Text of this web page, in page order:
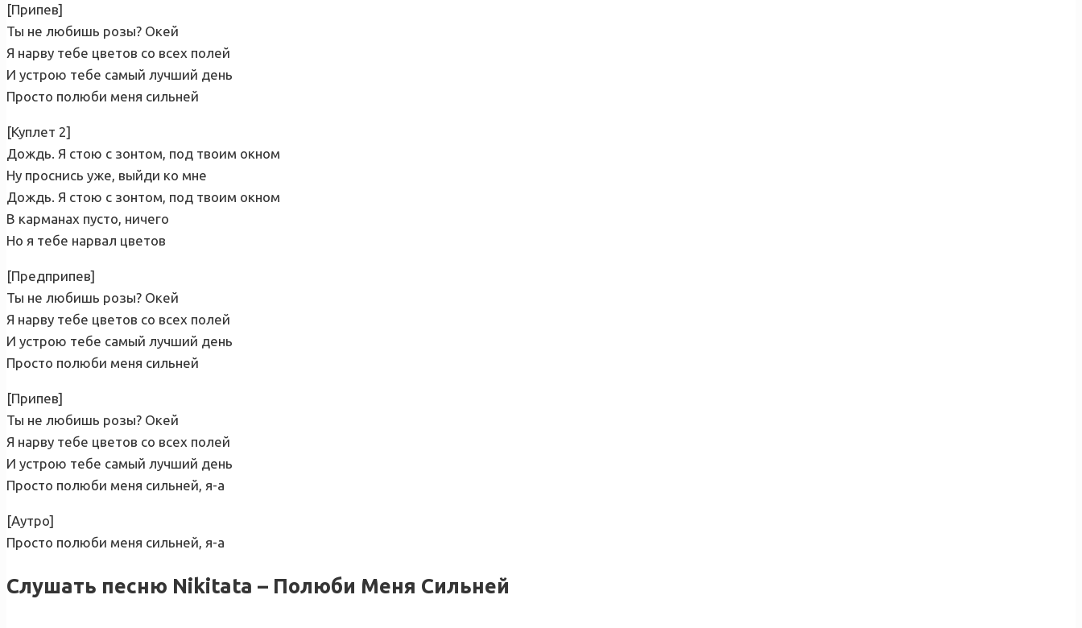
[Припев]
Ты не любишь розы? Окей
Я нарву тебе цветов со всех полей
И устрою тебе самый лучший день
Просто полюби меня сильней
[Куплет 2]
Дождь. Я стою с зонтом, под твоим окном
Ну проснись уже, выйди ко мне
Дождь. Я стою с зонтом, под твоим окном
В карманах пусто, ничего
Но я тебе нарвал цветов
[Предприпев]
Ты не любишь розы? Окей
Я нарву тебе цветов со всех полей
И устрою тебе самый лучший день
Просто полюби меня сильней
[Припев]
Ты не любишь розы? Окей
Я нарву тебе цветов со всех полей
И устрою тебе самый лучший день
Просто полюби меня сильней, я-а
[Аутро]
Просто полюби меня сильней, я-а
Слушать песню Nikitata – Полюби Меня Сильней